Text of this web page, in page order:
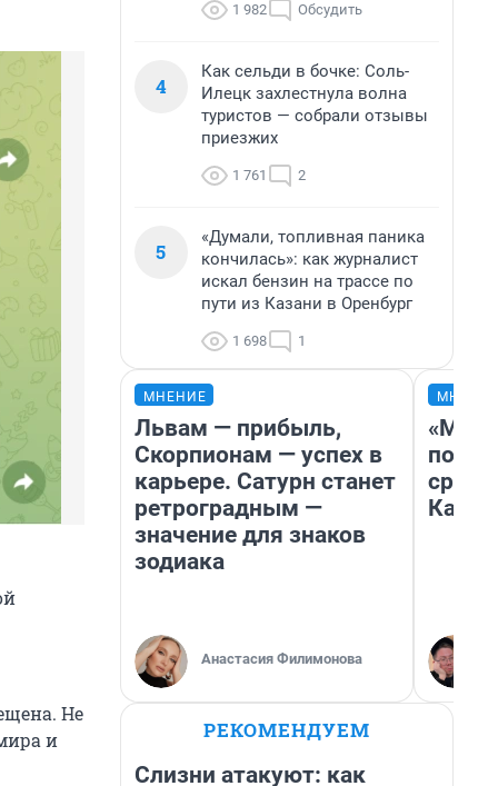
Не
и
1 982 Обсудить
4
Как сельди в бочке: Соль-
Илецк захлестнула волна
туристов — собрали отзывы
приезжих
1 761 2
5
«Думали, топливная паника
кончилась»: как журналист
искал бензин на трассе по
пути из Казани в Оренбург
1 698 1
МНЕНИЕ
Львам — прибыль,
Скорпионам — успех в
карьере. Сатурн станет
ретроградным —
значение для знаков
зодиака
Анастасия Филимонова
РЕКОМЕНДУЕМ
Слизни атакуют: как